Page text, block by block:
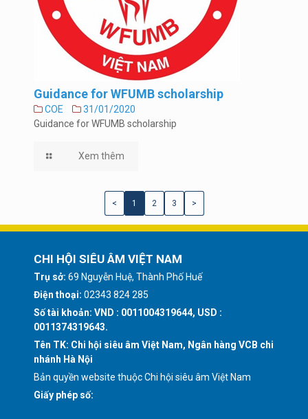
Guidance for WFUMB scholarship
COE
31/01/2020
Guidance for WFUMB scholarship
Xem thêm
< 1 2 3 >
CHI HỘI SIÊU ÂM VIỆT NAM
Trụ sở: 69 Nguyễn Huệ, Thành Phố Huế
Điện thoại: 02343 824 285
Số tài khoản: VND : 0011004319644, USD :
0011374319643.
Tên TK: Chi hội siêu âm Việt Nam, Ngân hàng VCB chi
nhánh Hà Nội
Bản quyền website thuộc Chi hội siêu âm Việt Nam
Giấy phép số: